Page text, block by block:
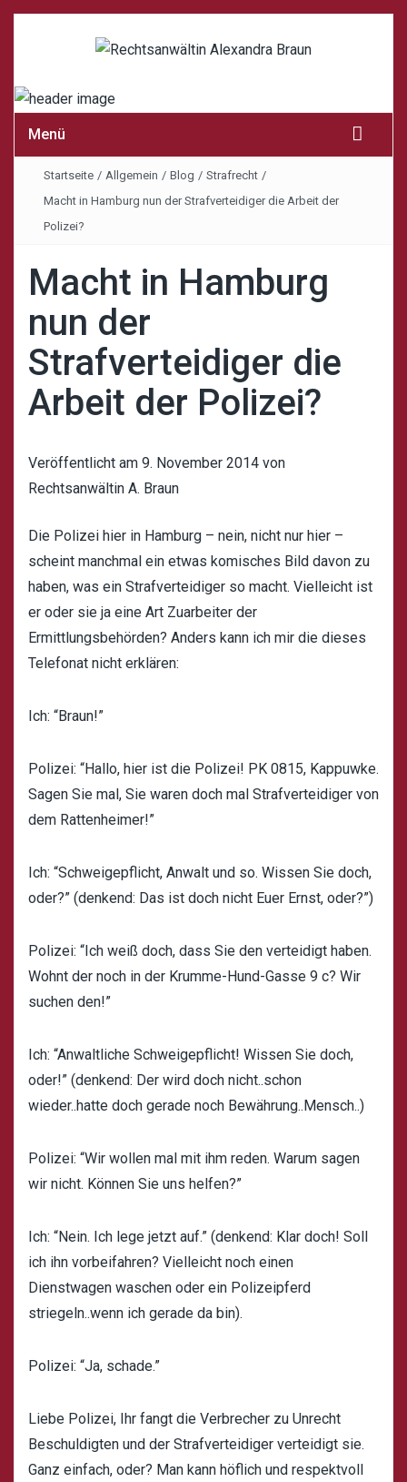
Menü
Startseite / Allgemein / Blog / Strafrecht /
Macht in Hamburg nun der Strafverteidiger die Arbeit der
Polizei?
Macht in Hamburg
nun der
Strafverteidiger die
Arbeit der Polizei?
Veröffentlicht am 9. November 2014 von
Rechtsanwältin A. Braun
Die Polizei hier in Hamburg – nein, nicht nur hier –
scheint manchmal ein etwas komisches Bild davon zu
haben, was ein Strafverteidiger so macht. Vielleicht ist
er oder sie ja eine Art Zuarbeiter der
Ermittlungsbehörden? Anders kann ich mir die dieses
Telefonat nicht erklären:
Ich: “Braun!”
Polizei: “Hallo, hier ist die Polizei! PK 0815, Kappuwke.
Sagen Sie mal, Sie waren doch mal Strafverteidiger von
dem Rattenheimer!”
Ich: “Schweigepflicht, Anwalt und so. Wissen Sie doch,
oder?” (denkend: Das ist doch nicht Euer Ernst, oder?”)
Polizei: “Ich weiß doch, dass Sie den verteidigt haben.
Wohnt der noch in der Krumme-Hund-Gasse 9 c? Wir
suchen den!”
Ich: “Anwaltliche Schweigepflicht! Wissen Sie doch,
oder!” (denkend: Der wird doch nicht..schon
wieder..hatte doch gerade noch Bewährung..Mensch..)
Polizei: “Wir wollen mal mit ihm reden. Warum sagen
wir nicht. Können Sie uns helfen?”
Ich: “Nein. Ich lege jetzt auf.” (denkend: Klar doch! Soll
ich ihn vorbeifahren? Vielleicht noch einen
Dienstwagen waschen oder ein Polizeipferd
striegeln..wenn ich gerade da bin).
Polizei: “Ja, schade.”
Liebe Polizei, Ihr fangt die Verbrecher zu Unrecht
Beschuldigten und der Strafverteidiger verteidigt sie.
Ganz einfach, oder? Man kann höflich und respektvoll